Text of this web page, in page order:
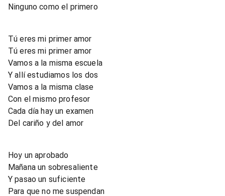
Ninguno como el primero
Tú eres mi primer amor
Tú eres mi primer amor
Vamos a la misma escuela
Y allí estudiamos los dos
Vamos a la misma clase
Con el mismo profesor
Cada día hay un examen
Del cariño y del amor
Hoy un aprobado
Mañana un sobresaliente
Y pasao un suficiente
Para que no me suspendan